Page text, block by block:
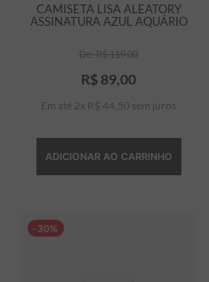
CAMISETA LISA ALEATORY
ASSINATURA AZUL AQUÁRIO
R$119,00
R$ 89,00
Em até 2 x R$ 44 50 sem juros
ADICIONAR AO CARRINHO
-30%